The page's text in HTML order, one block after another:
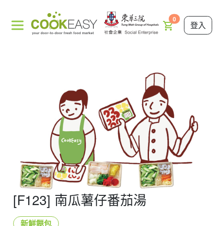
0
登入
[F123] 南瓜薯仔番茄湯
新鮮餸包